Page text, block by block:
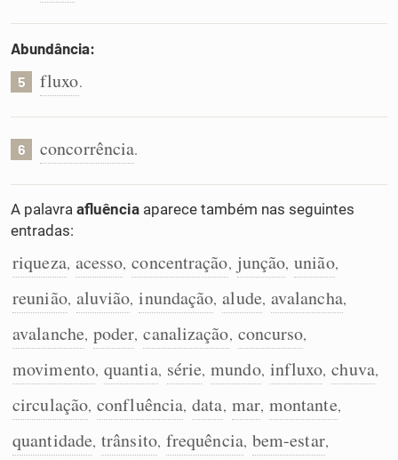
Abundância:
5 fluxo.
6 concorrência.
A palavra afluência aparece também nas seguintes
entradas:
riqueza, acesso, concentração, junção, união,
reunião, aluvião, inundação, alude, avalancha,
avalanche, poder, canalização, concurso,
movimento, quantia, série, mundo, influxo, chuva,
circulação, confluência, data, mar, montante,
quantidade, trânsito, frequência, bem-estar,